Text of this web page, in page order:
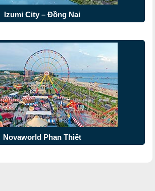
Izumi City – Đồng Nai
Novaworld Phan Thiết